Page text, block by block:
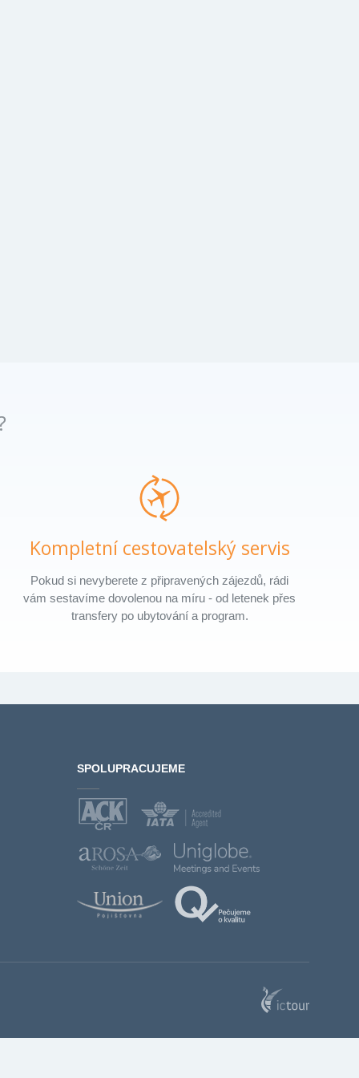
Kompletní cestovatelský servis
Pokud si nevyberete z připravených zájezdů, rádi
vám sestavíme dovolenou na míru - od letenek přes
transfery po ubytování a program.
SPOLUPRACUJEME